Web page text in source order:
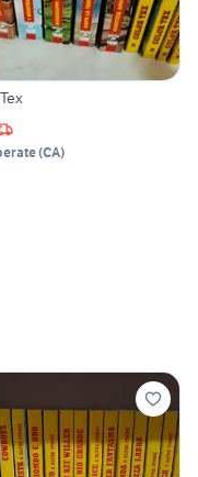
(CA)